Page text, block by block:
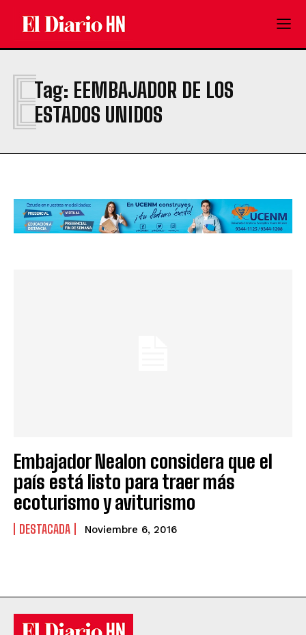
Tag: EEMBAJADOR DE LOS
ESTADOS UNIDOS
E
Embajador Nealon considera que el
país está listo para traer más
ecoturismo y aviturismo
DESTACADA Noviembre 6, 2016